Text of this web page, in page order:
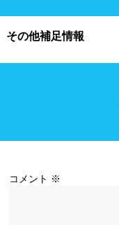
その他補足情報
コメント ※
プール情報募集中